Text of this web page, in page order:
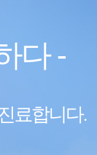
다 -
료합니다.